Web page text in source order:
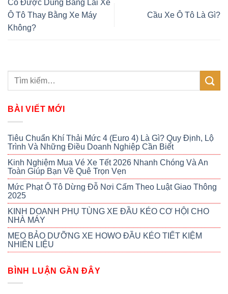
Có Được Dùng Bằng Lái Xe
Ô Tô Thay Bằng Xe Máy
Không?
Cầu Xe Ô Tô Là Gì?
BÀI VIẾT MỚI
Tiêu Chuẩn Khí Thải Mức 4 (Euro 4) Là Gì? Quy Định, Lộ
Trình Và Những Điều Doanh Nghiệp Cần Biết
Kinh Nghiệm Mua Vé Xe Tết 2026 Nhanh Chóng Và An
Toàn Giúp Bạn Về Quê Trọn Vẹn
Mức Phạt Ô Tô Dừng Đỗ Nơi Cấm Theo Luật Giao Thông
2025
KINH DOANH PHỤ TÙNG XE ĐẦU KÉO CƠ HỘI CHO
NHÀ MÁY
MẸO BẢO DƯỠNG XE HOWO ĐẦU KÉO TIẾT KIỆM
NHIÊN LIỆU
BÌNH LUẬN GẦN ĐÂY